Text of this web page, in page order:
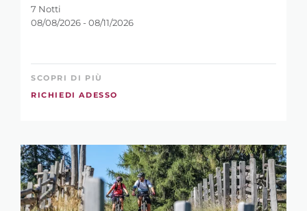
7 Notti
08/08/2026 - 08/11/2026
SCOPRI DI PIÙ
RICHIEDI ADESSO